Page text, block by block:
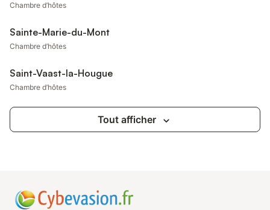
Chambre d’hôtes
Sainte-Marie-du-Mont
Chambre d’hôtes
Saint-Vaast-la-Hougue
Chambre d’hôtes
Tout afficher